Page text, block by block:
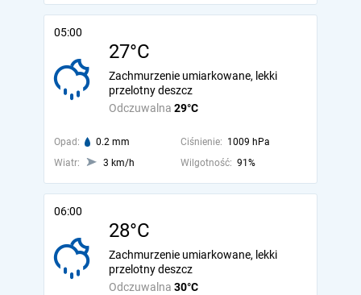
05:00
27°C
Odczuwalna 29°C
Zachmurzenie umiarkowane, lekki
przelotny deszcz
Opad: 0.2 mm Ciśnienie: 1009 hPa
Wiatr:
3 km/h Wilgotność: 91%
06:00
28°C
Odczuwalna 30°C
Zachmurzenie umiarkowane, lekki
przelotny deszcz